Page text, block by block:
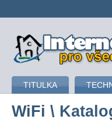
připojení k
TITULKA
WiFi \